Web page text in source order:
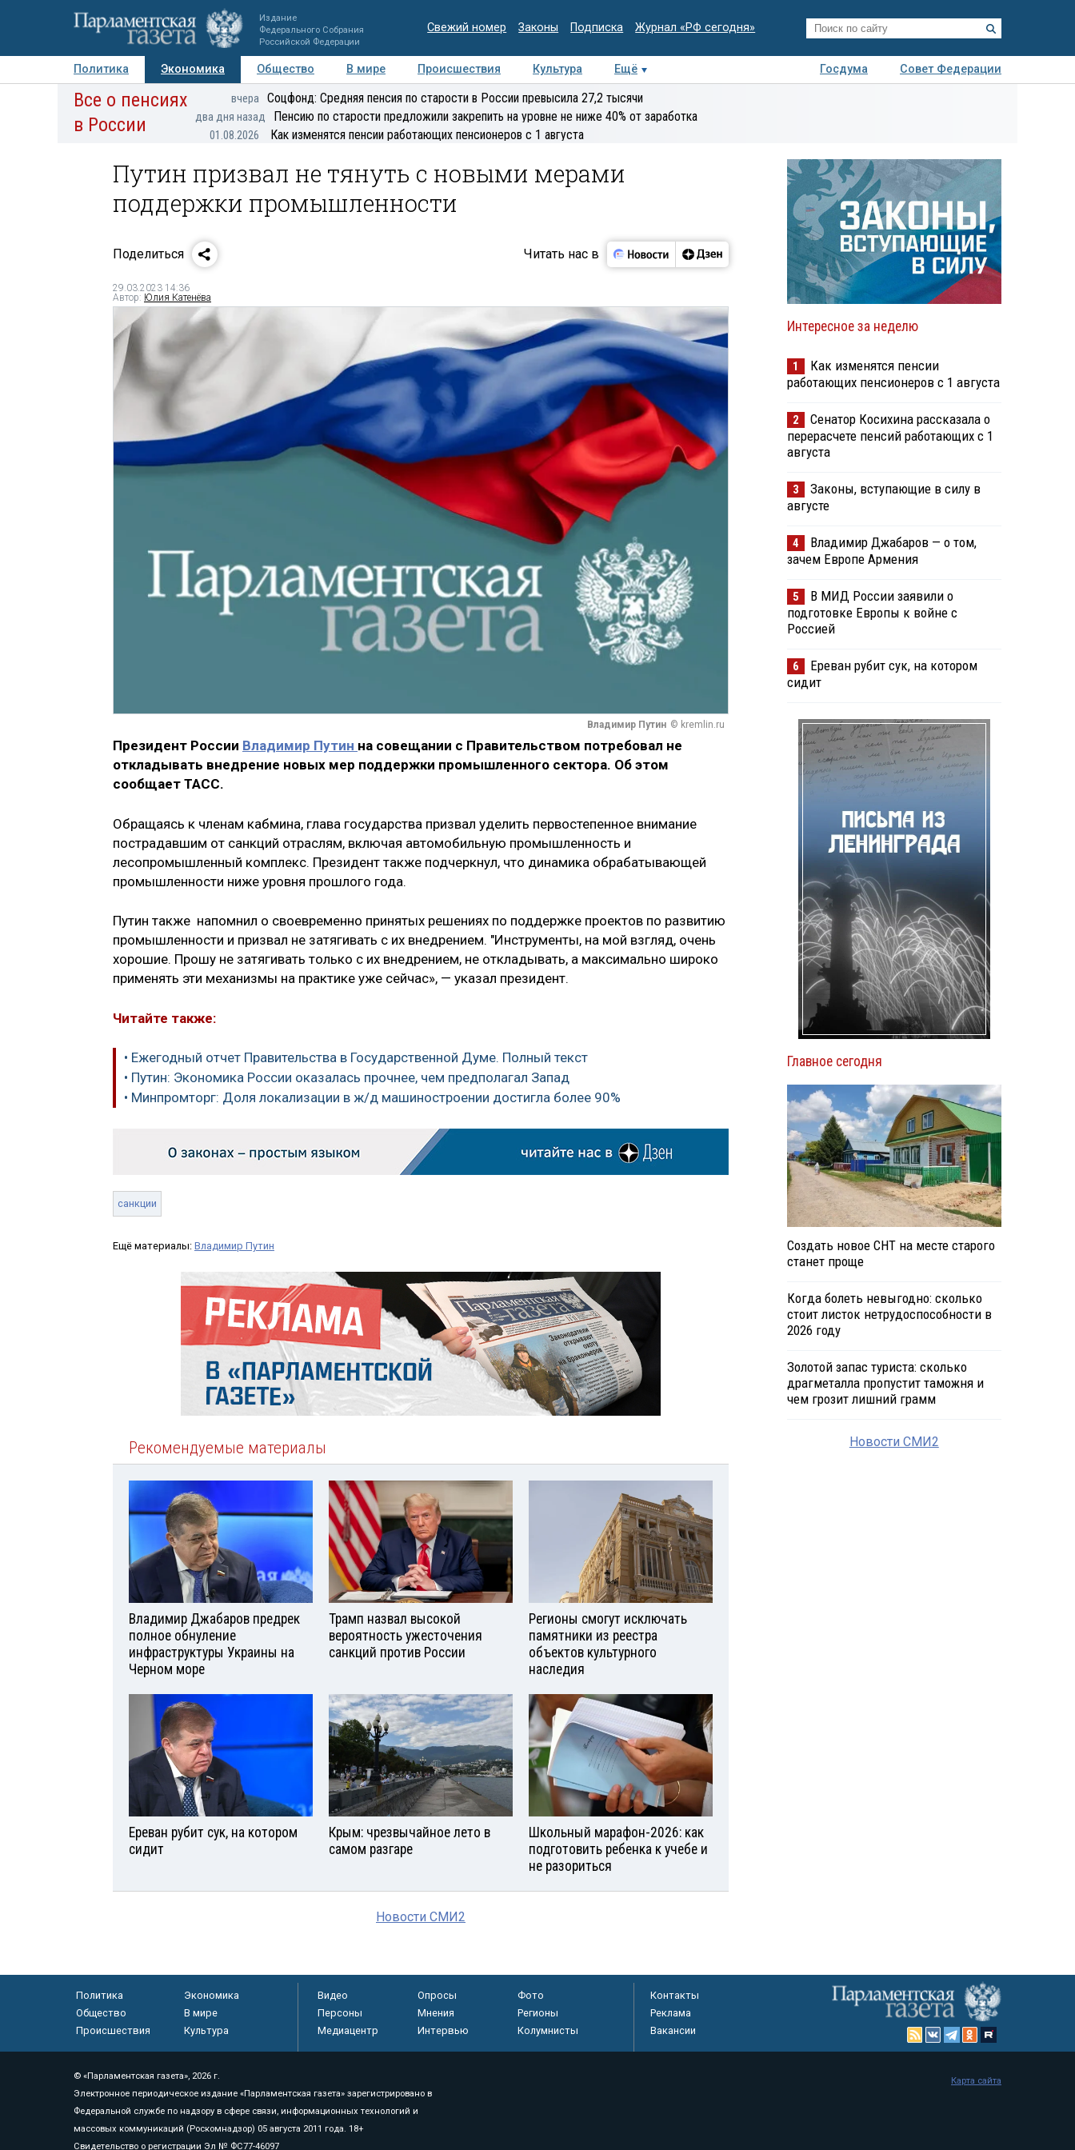
Издание
Федерального Собрания
Российской Федерации
Свежий номер Законы Подписка Журнал «РФ сегодня»
Политика Экономика Общество В мире Происшествия Культура Ещё Госдума
Совет Федерации
Авторы Персоны Мнения Регионы Медиацентр Интервью Колумнисты
экспертиза
Все о пенсиях
в России
вчера Соцфонд: Средняя пенсия по старости в России превысила 27,2 тысячи
два дня назад Пенсию по старости предложили закрепить на уровне не ниже 40% от заработка
01.08.2026 Как изменятся пенсии работающих пенсионеров с 1 августа
Путин призвал не тянуть с новыми мерами
поддержки промышленности
Поделиться Читать нас в
29.03.2023 14:36
Автор: Юлия Катенёва
Владимир Путин © kremlin.ru
Президент России Владимир Путин на совещании с Правительством потребовал не
откладывать внедрение новых мер поддержки промышленного сектора. Об этом
сообщает ТАСС.
Обращаясь к членам кабмина, глава государства призвал уделить первостепенное внимание
пострадавшим от санкций отраслям, включая автомобильную промышленность и
лесопромышленный комплекс. Президент также подчеркнул, что динамика обрабатывающей
промышленности ниже уровня прошлого года.
Путин также напомнил о своевременно принятых решениях по поддержке проектов по развитию
промышленности и призвал не затягивать с их внедрением. "Инструменты, на мой взгляд, очень
хорошие. Прошу не затягивать только с их внедрением, не откладывать, а максимально широко
применять эти механизмы на практике уже сейчас», — указал президент.
Читайте также:
• Ежегодный отчет Правительства в Государственной Думе. Полный текст
• Путин: Экономика России оказалась прочнее, чем предполагал Запад
• Минпромторг: Доля локализации в ж/д машиностроении достигла более 90%
санкции
Ещё материалы: Владимир Путин
Рекомендуемые материалы
Владимир Джабаров предрек
полное обнуление
инфраструктуры Украины на
Черном море
Трамп назвал высокой
вероятность ужесточения
санкций против России
Регионы смогут исключать
памятники из реестра
объектов культурного
наследия
Ереван рубит сук, на котором
сидит
Крым: чрезвычайное лето в
самом разгаре
Школьный марафон-2026: как
подготовить ребенка к учебе и
не разориться
Новости СМИ2
Интересное за неделю
1
Как изменятся пенсии
работающих пенсионеров с 1 августа
2
Сенатор Косихина рассказала о
перерасчете пенсий работающих с 1
августа
3
Законы, вступающие в силу в
августе
4
Владимир Джабаров — о том,
зачем Европе Армения
5
В МИД России заявили о
подготовке Европы к войне с
Россией
6
Ереван рубит сук, на котором
сидит
Главное сегодня
Создать новое СНТ на месте старого
станет проще
Когда болеть невыгодно: сколько
стоит листок нетрудоспособности в
2026 году
Золотой запас туриста: сколько
драгметалла пропустит таможня и
чем грозит лишний грамм
Новости СМИ2
Политика
Экономика
Общество
В мире
Происшествия
Культура
Видео Опросы
Фото
Персоны
Мнения
Регионы
Медиацентр
Интервью Колумнисты
Контакты
Реклама
Вакансии
© «Парламентская газета», 2026 г.
Электронное периодическое издание «Парламентская газета» зарегистрировано в
Федеральной службе по надзору в сфере связи, информационных технологий и
массовых коммуникаций (Роскомнадзор) 05 августа 2011 года. 18+
Свидетельство о регистрации Эл № ФС77-46097
Карта сайта